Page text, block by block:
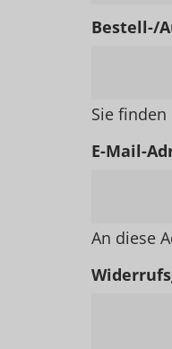
Bestell-/
Sie
E-Mail-
An diese